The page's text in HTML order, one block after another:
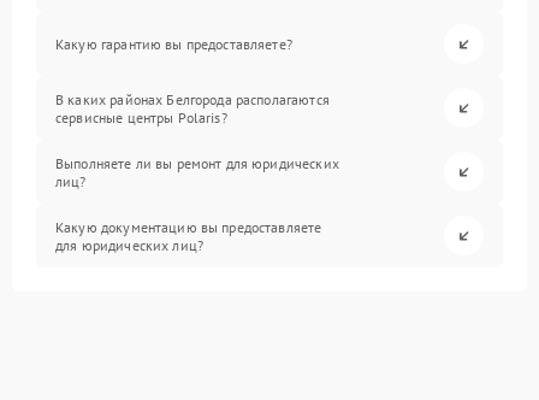
Какую гарантию вы предоставляете?
В каких районах Белгорода располагаются
сервисные центры Polaris?
Выполняете ли вы ремонт для юридических
лиц?
Какую документацию вы предоставляете
для юридических лиц?